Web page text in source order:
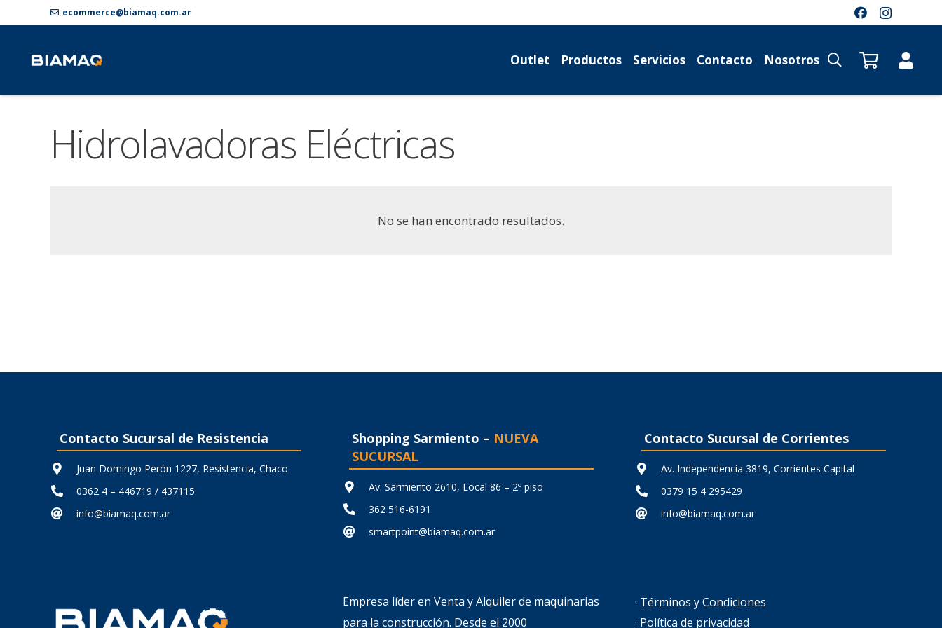
ecommerce@biamaq.com.ar
Outlet Productos Servicios Contacto Nosotros
Hidrolavadoras Eléctricas
No se han encontrado resultados.
Contacto Sucursal de Resistencia
Juan Domingo Perón 1227, Resistencia, Chaco
0362 4 – 446719 / 437115
info@biamaq.com.ar
Shopping Sarmiento – NUEVA
SUCURSAL
Av. Sarmiento 2610, Local 86 – 2º piso
362 516-6191
smartpoint@biamaq.com.ar
Contacto Sucursal de Corrientes
Av. Independencia 3819, Corrientes Capital
0379 15 4 295429
info@biamaq.com.ar
Empresa líder en Venta y Alquiler de maquinarias
para la construcción. Desde el 2000
· Términos y Condiciones
· Política de privacidad